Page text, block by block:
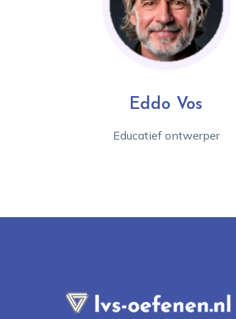
Eddo Vos
Educatief ontwerper